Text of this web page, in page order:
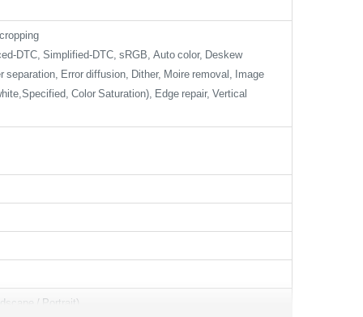
DTC, Simplified-DTC, sRGB, Auto color, Deskew
Error diffusion, Dither, Moire removal, Image
Color Saturation), Edge repair, Vertical
/ Portrait)